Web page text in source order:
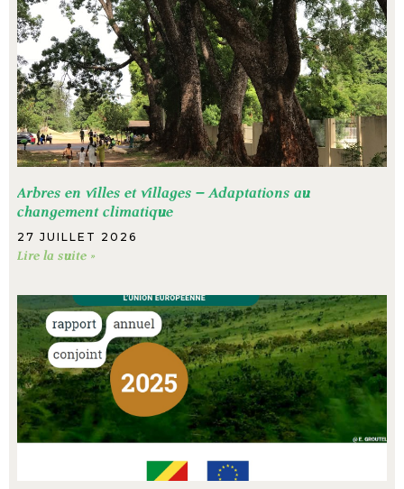
Arbres en villes et villages – Adaptations au
changement climatique
27 JUILLET 2026
Lire la suite »